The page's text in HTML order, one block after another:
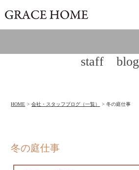
staff blog
HOME 会社・スタッフブログ（一覧） 冬の庭仕事
冬の庭仕事